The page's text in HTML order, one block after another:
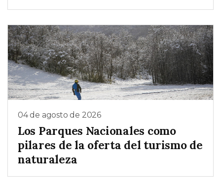
04 de agosto de 2026
Los Parques Nacionales como
pilares de la oferta del turismo de
naturaleza